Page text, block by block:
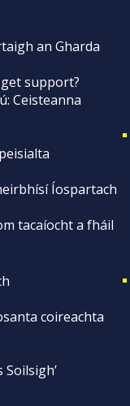
an Gharda
support?
Ceisteanna
Íospartach
tacaíocht a fháil
coireachta
Soilsigh’